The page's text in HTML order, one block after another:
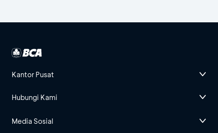
Kantor Pusat
Hubungi Kami
Media Sosial